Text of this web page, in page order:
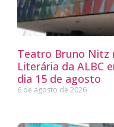
Teatro Bruno Nitz
Literária da ALBC
dia 15 de agosto
6 de agosto de 2026